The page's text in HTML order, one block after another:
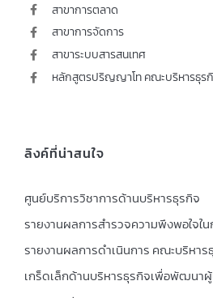
สาขาการตลาด
สาขาการจัดการ
สาขาระบบสารสนเทศ
หลักสูตรปริญญาโท คณะบริหารธุร
ลิงค์ที่น่าสนใจ
ศูนย์บริการวิชาการด้านบริหารธุรกิจ
รายงานผลการสำรวจความพึงพอใจใน
รายงานผลการดำเนินการ คณะบริหาร
เกร็ดเล็กด้านบริหารธุรกิจเพื่อพัฒนาผู้